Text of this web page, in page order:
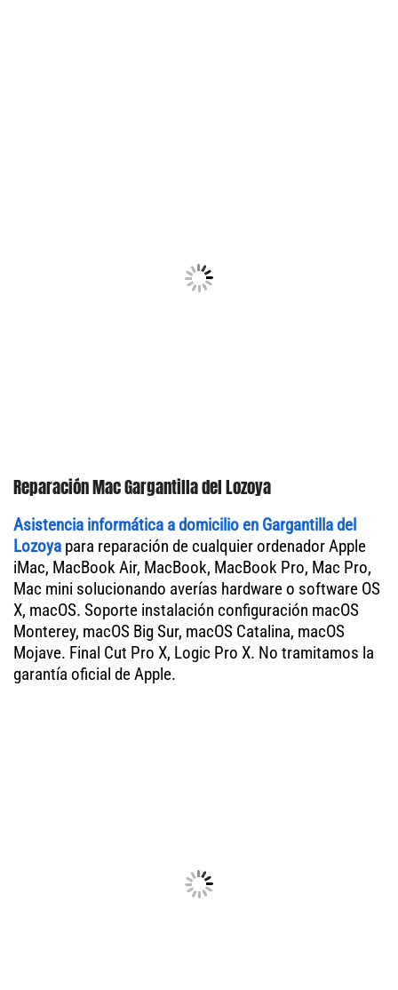
Reparación Mac Gargantilla del Lozoya
Asistencia informática a domicilio en Gargantilla del
Lozoya para reparación de cualquier ordenador Apple
iMac, MacBook Air, MacBook, MacBook Pro, Mac Pro,
Mac mini solucionando averías hardware o software OS
X, macOS. Soporte instalación configuración macOS
Monterey, macOS Big Sur, macOS Catalina, macOS
Mojave. Final Cut Pro X, Logic Pro X. No tramitamos la
garantía oficial de Apple.